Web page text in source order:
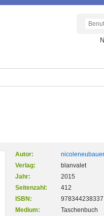
Autor:
nicoleneubauer
Verlag:
blanvalet
Jahr:
2015
Seitenzahl:
412
ISBN:
978344238337
Medium:
Taschenbuch